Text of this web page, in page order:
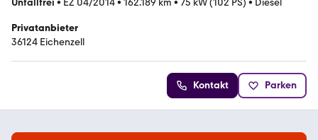
Privatanbieter
36124 Eichenzell
Kontakt Parken